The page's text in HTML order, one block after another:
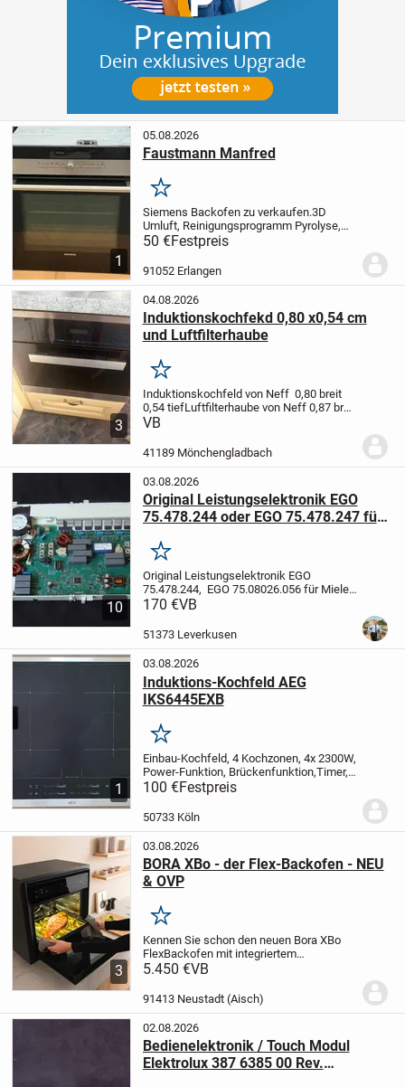
1
05.08.2026
Faustmann Manfred
Merken
Siemens Backofen zu verkaufen.3D
Umluft, Reinigungsprogramm Pyrolyse,
etc. guter Zustand, voll
funktionsfähig,
50 €Festpreis
91052 Erlangen
3
04.08.2026
Induktionskochfekd 0,80 x0,54 cm
und Luftfilterhaube
Merken
Induktionskochfeld von Neff 0,80 breit
0,54 tiefLuftfilterhaube von Neff 0,87 breit
x 0,57 hoch
VB
41189 Mönchengladbach
10
03.08.2026
Original Leistungselektronik EGO
75.478.244 oder EGO 75.478.247 für
Merken
Original Leistungselektronik EGO
75.478.244, EGO 75.08026.056 für Miele
Induktionskochfeld
EGO 75.08026.055 für Miele
170 €VB
51373 Leverkusen
1
03.08.2026
Induktions-Kochfeld AEG
IKS6445EXB
Merken
Einbau-Kochfeld, 4 Kochzonen, 4x 2300W,
Power-Funktion, Brückenfunktion,Timer,
Kindersicherung, 7 Jahre alt, leichte
Gebrauchsspuren, voll funktionsfähig, mit
Anschlußkabel
100 €Festpreis
50733 Köln
3
03.08.2026
BORA XBo - der Flex-Backofen - NEU
& OVP
Merken
Kennen Sie schon den neuen Bora XBo
FlexBackofen mit integriertem
Dampfgarer, Dunstabzug und
kein Geruch !Sie behalten immer den
Durchblick !Der Bora XBo...
5.450 €VB
91413 Neustadt (Aisch)
02.08.2026
Bedienelektronik / Touch Modul
Elektrolux 387 6385 00 Rev.